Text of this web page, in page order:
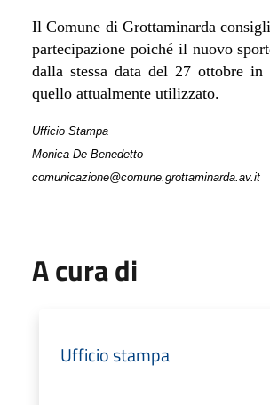
Il Comune di Grottaminarda
partecipazione poiché il nuovo
dalla stessa data del 27 ottobre in
quello attualmente utilizzato.
Ufficio Stampa
Monica De Benedetto
comunicazione@comune.grottaminarda.av.it
A cura di
Ufficio stampa